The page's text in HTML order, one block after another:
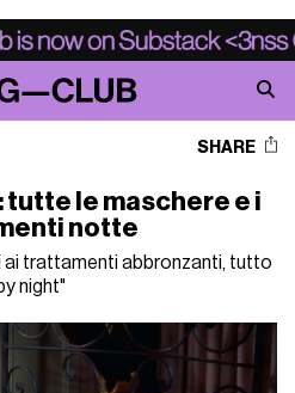
SHARE
le maschere e i
notte
ai trattamenti abbronzanti, tutto
night"